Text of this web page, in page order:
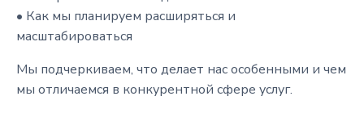
• Как мы планируем расширяться и
масштабироваться
Мы подчеркиваем, что делает нас особенными и чем
мы отличаемся в конкурентной сфере услуг.